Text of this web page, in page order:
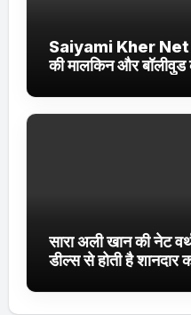
Saiyami Kher Net
की मालकिन और बॉलीवुड
सारा अली खान की नेट
डील्स से होती है शानदार